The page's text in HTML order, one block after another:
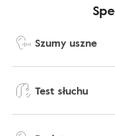
Szumy uszne
Test słuchu